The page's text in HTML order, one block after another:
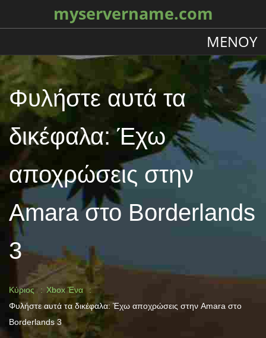
myservername.com
ΜΕΝΟΎ
Φυλήστε αυτά τα
δικέφαλα: Έχω
αποχρώσεις στην
Amara στο Borderlands
3
Κύριος
Xbox Ένα
Φυλήστε αυτά τα δικέφαλα: Έχω αποχρώσεις στην Amara στο
Borderlands 3